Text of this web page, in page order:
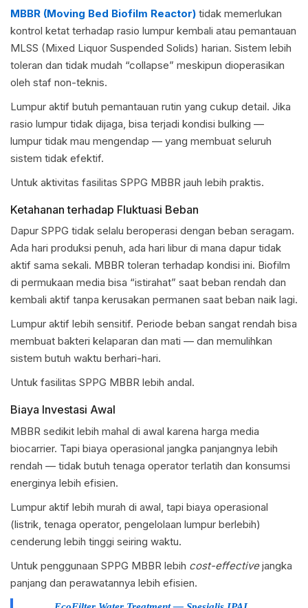
MBBR (Moving Bed Biofilm Reactor) tidak memerlukan
kontrol ketat terhadap rasio lumpur kembali atau pemantauan
MLSS (Mixed Liquor Suspended Solids) harian. Sistem lebih
toleran dan tidak mudah “collapse” meskipun dioperasikan
oleh staf non-teknis.
Lumpur aktif butuh pemantauan rutin yang cukup detail. Jika
rasio lumpur tidak dijaga, bisa terjadi kondisi bulking —
lumpur tidak mau mengendap — yang membuat seluruh
sistem tidak efektif.
Untuk aktivitas fasilitas SPPG MBBR jauh lebih praktis.
Ketahanan terhadap Fluktuasi Beban
Dapur SPPG tidak selalu beroperasi dengan beban seragam.
Ada hari produksi penuh, ada hari libur di mana dapur tidak
aktif sama sekali. MBBR toleran terhadap kondisi ini. Biofilm
di permukaan media bisa “istirahat” saat beban rendah dan
kembali aktif tanpa kerusakan permanen saat beban naik lagi.
Lumpur aktif lebih sensitif. Periode beban sangat rendah bisa
membuat bakteri kelaparan dan mati — dan memulihkan
sistem butuh waktu berhari-hari.
Untuk fasilitas SPPG MBBR lebih andal.
Biaya Investasi Awal
MBBR sedikit lebih mahal di awal karena harga media
biocarrier. Tapi biaya operasional jangka panjangnya lebih
rendah — tidak butuh tenaga operator terlatih dan konsumsi
energinya lebih efisien.
Lumpur aktif lebih murah di awal, tapi biaya operasional
(listrik, tenaga operator, pengelolaan lumpur berlebih)
cenderung lebih tinggi seiring waktu.
Untuk penggunaan SPPG MBBR lebih cost-effectivejangka
panjang dan perawatannya lebih efisien.